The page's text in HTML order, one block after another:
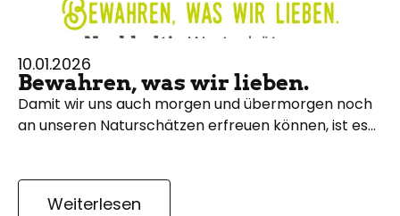
10.01.2026
Bewahren, was wir lieben.
Damit wir uns auch morgen und übermorgen noch
an unseren Naturschätzen erfreuen können, ist es…
Weiterlesen